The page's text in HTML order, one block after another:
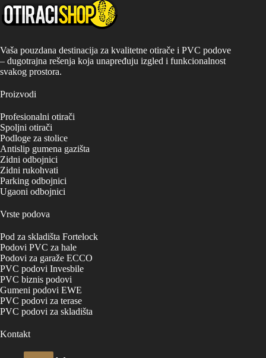
Vaša pouzdana destinacija za kvalitetne otirače i PVC podove
– dugotrajna rešenja koja unapređuju izgled i funkcionalnost
svakog prostora.
Proizvodi
Profesionalni otirači
Spoljni otirači
Podloge za stolice
Antislip gumena gazišta
Zidni odbojnici
Zidni rukohvati
Parking odbojnici
Ugaoni odbojnici
Vrste podova
Pod za skladišta Fortelock
Podovi PVC za hale
Podovi za garaže ECCO
PVC podovi Invesbile
PVC biznis podovi
Gumeni podovi EWE
PVC podovi za terase
PVC podovi za skladišta
Kontakt